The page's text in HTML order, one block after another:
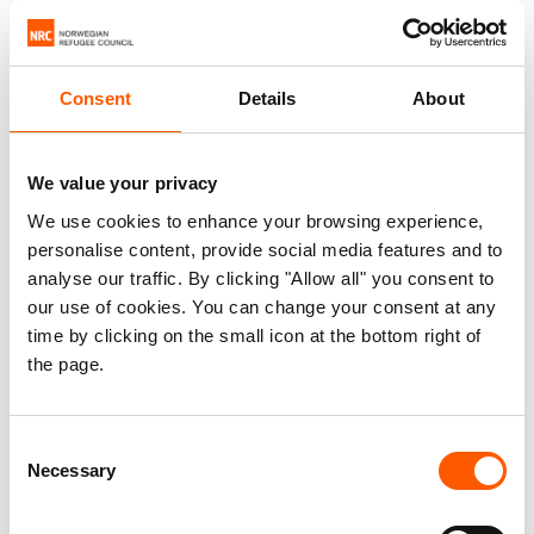
Consent Details About
We value your privacy
We use cookies to enhance your browsing experience,
personalise content, provide social media features and to
analyse our traffic. By clicking "Allow all" you consent to
our use of cookies. You can change your consent at any
time by clicking on the small icon at the bottom right of
the page.
Selection
Necessary
Colombia: Angrep på skoler fortsetter
12. mar. 2026 Colombia